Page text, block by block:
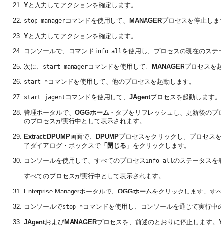
Yと入力してアクションを確定します。
stop managerコマンドを使用して、 MANAGERプロセスを停止しま
Yと入力してアクションを確定します。
コンソールで、コマンドinfo allを使用し、プロセスの現在のス
次に、 start managerコマンドを使用して、 MANAGERプロセスを
start * コマンドを使用して、他のプロセスを起動します。
start jagent コマンドを使用して、 JAgentプロセスを起動します。
管理ポータルで、 OGGホーム ・タブをリフレッシュし、更新後の
のプロセスが実行中として表示されます。
Extract:DPUMP画面で、 DPUMPプロセスをクリックし、プロセス
了ダイアログ・ボックスで 「閉じる」 をクリックします。
コンソールを使用して、すべてのプロセス info allのステータスを
すべてのプロセスが実行中として表示されます。
Enterprise Managerポータルで、 OGGホームをクリックします。す
コンソールでstop * コマンドを使用し、コンソールを通じて実行中
JAgentおよびMANAGERプロセスを、前述のとおりに停止します。